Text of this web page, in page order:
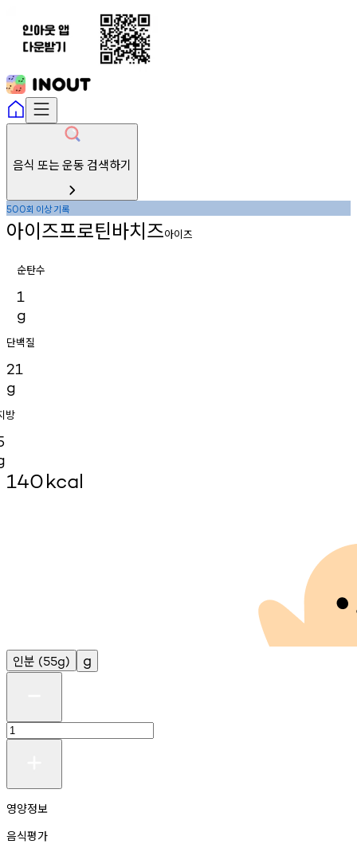
음식 또는 운동 검색하기
500회 이상기록
아이즈프로틴바치즈아이즈
순탄수
1
g
단백질
21
g
방
140kcal
인분 (55g) g
영양정보
음식평가